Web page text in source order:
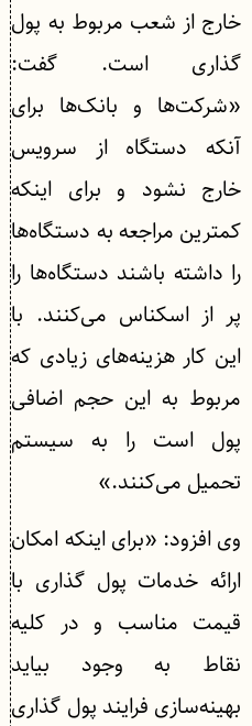
خارج از شعب مربوط به پول
گذاری است. گفت:
«شرکت‌ها و بانک‌ها برای
آنکه دستگاه از سرویس
خارج نشود و برای اینکه
کمترین مراجعه به دستگاه‌ها
را داشته باشند دستگاه‌ها را
پر از اسکناس می‌کنند. با
این کار هزینه‌های زیادی که
مربوط به این حجم اضافی
پول است را به سیستم
تحمیل می‌کنند.»
وی افزود: «برای اینکه امکان
ارائه خدمات پول گذاری با
قیمت مناسب و در کلیه
نقاط به وجود بیاید
بهینه‌سازی فرایند پول گذاری